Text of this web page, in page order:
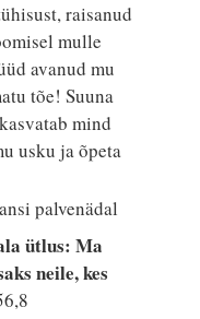
raisanud
mulle
avanud mu
tõe! Suuna
mind
usku ja õpeta
palvenädal
ütlus: Ma
neile, kes